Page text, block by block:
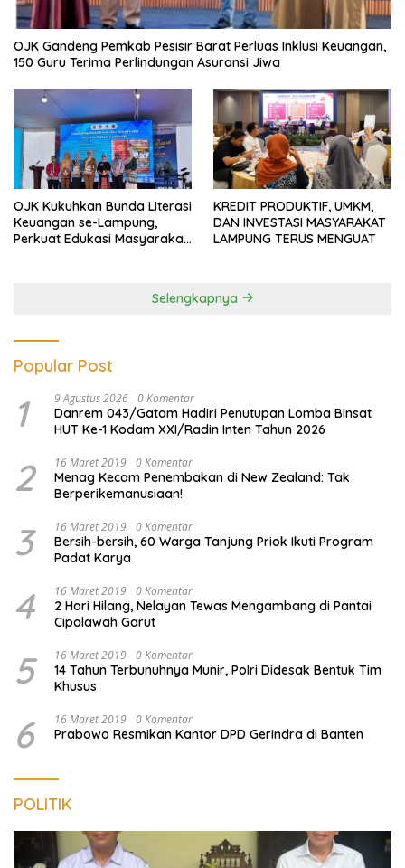
OJK Gandeng Pemkab Pesisir Barat Perluas Inklusi Keuangan,
150 Guru Terima Perlindungan Asuransi Jiwa
OJK Kukuhkan Bunda Literasi
Keuangan se-Lampung,
Perkuat Edukasi Masyarakat
KREDIT PRODUKTIF, UMKM,
DAN INVESTASI MASYARAKAT
LAMPUNG TERUS MENGUAT
Selengkapnya
Popular Post
1 9 Agustus 2026 0 Komentar
Danrem 043/Gatam Hadiri Penutupan Lomba Binsat
HUT Ke-1 Kodam XXI/Radin Inten Tahun 2026
2 16 Maret 2019 0 Komentar
Menag Kecam Penembakan di New Zealand: Tak
Berperikemanusiaan!
3 16 Maret 2019 0 Komentar
Bersih-bersih, 60 Warga Tanjung Priok Ikuti Program
Padat Karya
4 16 Maret 2019 0 Komentar
2 Hari Hilang, Nelayan Tewas Mengambang di Pantai
Cipalawah Garut
5 16 Maret 2019 0 Komentar
14 Tahun Terbunuhnya Munir, Polri Didesak Bentuk Tim
Khusus
6 16 Maret 2019 0 Komentar
Prabowo Resmikan Kantor DPD Gerindra di Banten
POLITIK